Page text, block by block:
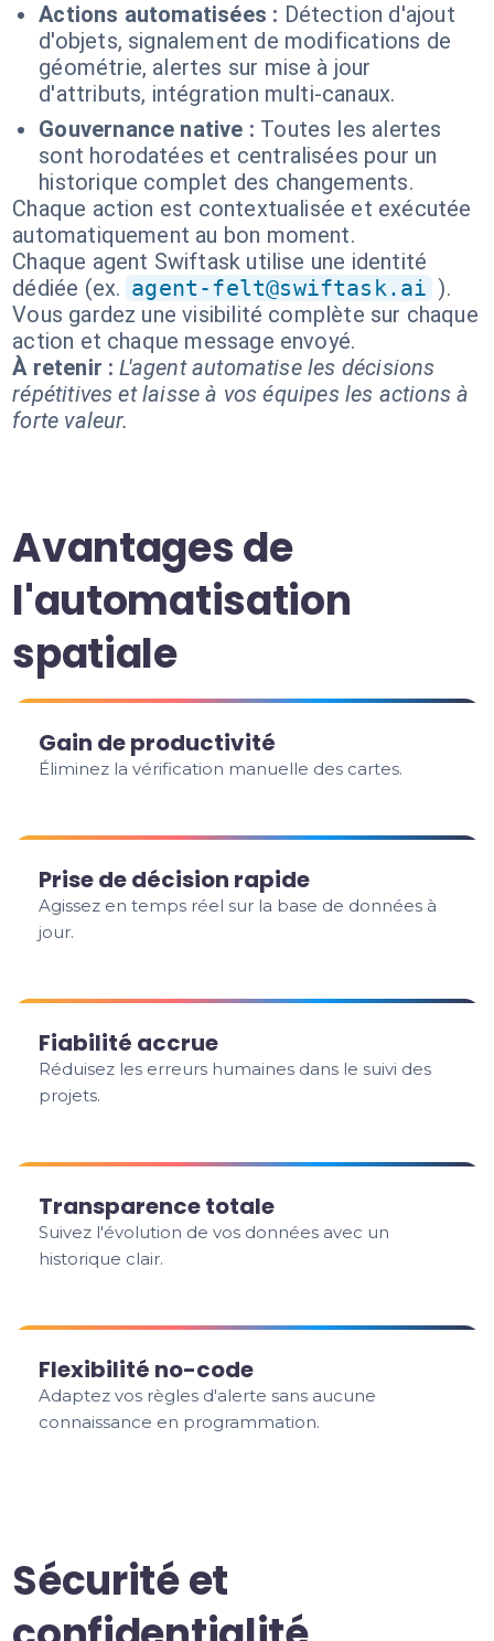
Actions automatisées : Détection d'ajout
d'objets, signalement de modifications de
géométrie, alertes sur mise à jour
d'attributs, intégration multi-canaux.
Gouvernance native : Toutes les alertes
sont horodatées et centralisées pour un
historique complet des changements.
Chaque action est contextualisée et exécutée
automatiquement au bon moment.
Chaque agent Swiftask utilise une identité
dédiée (ex. agent-felt@swiftask.ai ).
Vous gardez une visibilité complète sur chaque
action et chaque message envoyé.
À retenir : L'agent automatise les décisions
répétitives et laisse à vos équipes les actions à
forte valeur.
Avantages de
l'automatisation
spatiale
Gain de productivité
Éliminez la vérification manuelle des cartes.
Prise de décision rapide
Agissez en temps réel sur la base de données à
jour.
Fiabilité accrue
Réduisez les erreurs humaines dans le suivi des
projets.
Transparence totale
Suivez l'évolution de vos données avec un
historique clair.
Flexibilité no-code
Adaptez vos règles d'alerte sans aucune
connaissance en programmation.
Sécurité et